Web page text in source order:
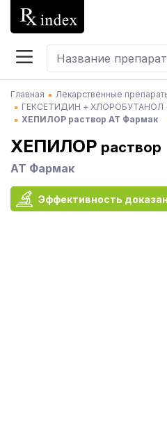
Главная
Лекарственные
ГЕКСЕТИДИН + ХЛОРОБУТАНОЛ
ХЕПИЛОР раствор АТ Фармак
ХЕПИЛОР раствор
АТ Фармак
Эффективность